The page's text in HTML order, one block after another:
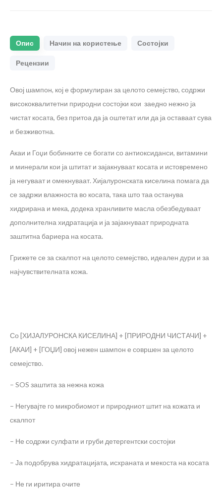
Опис Начин на користење Состојки
Рецензии
Овој шампон, кој е формулиран за целото семејство, содржи
висококвалитетни природни состојки кои заедно нежно ја
чистат косата, без притоа да ја оштетат или да ја оставаат сува
и безживотна.
Акаи и Гоџи бобинките се богати со антиоксиданси, витамини
и минерали кои ја штитат и зајакнуваат косата и истовремено
ја негуваат и омекнуваат. Хијалуронската киселина помага да
се задржи влажноста во косата, така што таа останува
хидрирана и мека, додека хранливите масла обезбедуваат
дополнителна хидратација и ја зајакнуваат природната
заштитна бариера на косата.
Грижете се за скалпот на целото семејство, идеален дури и за
најчувствителната кожа.
Со [ХИЈАЛУРОНСКА КИСЕЛИНА] + [ПРИРОДНИ ЧИСТАЧИ] +
[АКАИ] + [ГОЏИ] овој нежен шампон е совршен за целото
семејство.
– SOS заштита за нежна кожа
– Негувајте го микробиомот и природниот штит на кожата и
скалпот
– Не содржи сулфати и груби детергентски состојки
– Ја подобрува хидратацијата, исхраната и мекоста на косата
– Не ги иритира очите